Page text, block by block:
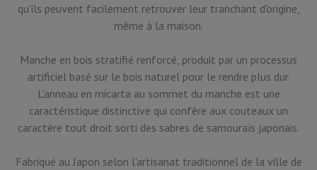
qu'ils peuvent facilement retrouver leur tranchant d'origine,
même à la maison.
Manche en bois stratifié renforcé, produit par un processus
artificiel basé sur le bois naturel pour le rendre plus dur.
L'anneau en micarta au sommet du manche est une
caractéristique distinctive qui confère aux couteaux un
caractère tout droit sorti des sabres de samouraïs japonais.
Fabriqué au Japon selon l'artisanat traditionnel de la ville de